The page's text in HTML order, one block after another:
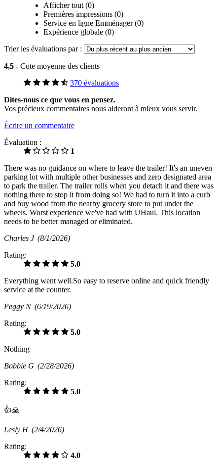
Afficher tout (0)
Premières impressions (0)
Service en ligne Emménager (0)
Expérience globale (0)
Trier les évaluations par :
4,5 - Cote moyenne des clients
370 évaluations
Dites-nous ce que vous en pensez.
Vos précieux commentaires nous aideront à mieux vous servir.
Écrire un commentaire
Évaluation :
1
There was no guidance on where to leave the trailer! It's an uneven
parking lot with multiple other businesses and zero designated area
to park the trailer. The trailer rolls when you detach it and there was
nothing there to stop it from doing so! We had to turn it into a curb
and buy wood from the nearby grocery store to put under the
wheels. Worst experience we've had with UHaul. This location
needs to be better managed or eliminated.
Charles J (8/1/2026)
Rating:
5.0
Everything went well.So easy to reserve online and quick friendly
service at the counter.
Peggy N (6/19/2026)
Rating:
5.0
Nothing
Bobbie G (2/28/2026)
Rating:
5.0
👍🙏
Lesly H (2/4/2026)
Rating:
4.0